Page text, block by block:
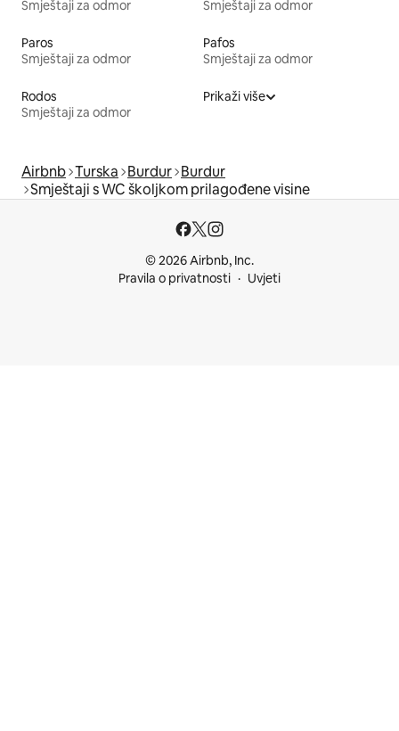
Smještaji za odmor
Smještaji za odmor
Paros
Smještaji za odmor
Pafos
Smještaji za odmor
Rodos
Smještaji za odmor
Prikaži više
Airbnb Turska Burdur Burdur
Smještaji s WC školjkom prilagođene visine
© 2026 Airbnb, Inc.
Pravila o privatnosti
Uvjeti